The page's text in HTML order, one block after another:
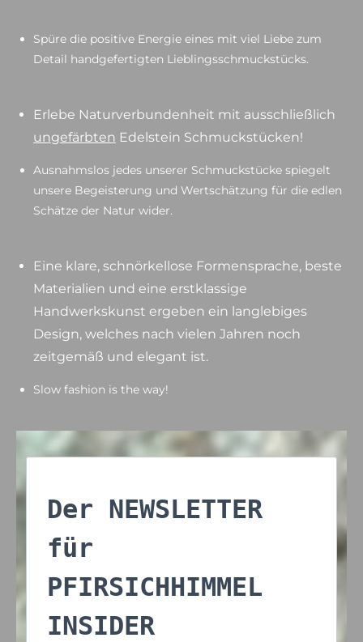
Spüre die positive Energie eines mit viel Liebe zum
Detail handgefertigten Lieblingsschmuckstücks.
Erlebe Naturverbundenheit mit ausschließlich
ungefärbten Edelstein Schmuckstücken!
Ausnahmslos jedes unserer Schmuckstücke spiegelt
unsere Begeisterung und Wertschätzung für die edlen
Schätze der Natur wider.
Eine klare, schnörkellose Formensprache, beste
Materialien und eine erstklassige
Handwerkskunst ergeben ein langlebiges
Design, welches nach vielen Jahren noch
zeitgemäß und elegant ist.
Slow fashion is the way!
Der NEWSLETTER
für
PFIRSICHHIMMEL
INSIDER